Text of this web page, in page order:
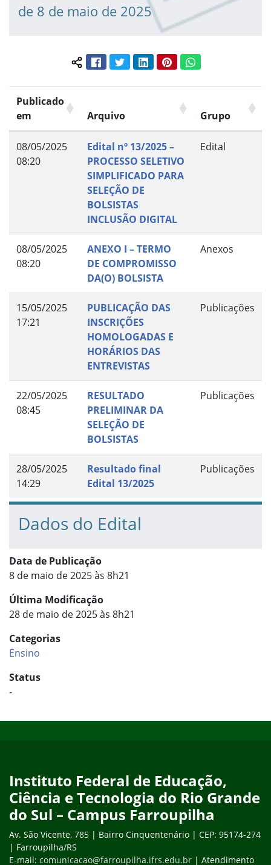
de 8 de maio de 2025
Compartilhar conteúdo:
FacebookTwitterLinkedInPinterestWhatsApp
Publicado
em
Arquivo Grupo
08/05/2025
08:20
Edital nº 13/2025 –
PROCESSO SELETIVO
SIMPLIFICADO PARA
SELEÇÃO DE
BOLSISTAS
INCLUSÃO DIGITAL
Edital
08/05/2025
08:20
ANEXO I – TERMO
DE COMPROMISSO
DA(O) BOLSISTA
Anexos
15/05/2025
17:21
PUBLICAÇÃO DAS
INSCRIÇÕES
HOMOLOGADAS E
HORÁRIOS DAS
ENTREVISTAS
Publicações
22/05/2025
08:45
RESULTADO
PRELIMINAR DA
SELEÇÃO DE
BOLSISTAS
Publicações
28/05/2025
14:29
Resultado final
Edital 13/2025
Publicações
Dados do Edital
Data de Publicação
8 de maio de 2025 às 8h21
Última Modificação
28 de maio de 2025 às 8h21
Categorias
Ensino
Status
-
Instituto Federal de Educação,
Ciência e Tecnologia do Rio Grande
do Sul – Campus Farroupilha
Av. São Vicente, 785 | Bairro Cinquentenário | CEP: 95174-274
| Farroupilha/RS
E-mail: comunicacao@farroupilha.ifrs.edu.br | Atendimento